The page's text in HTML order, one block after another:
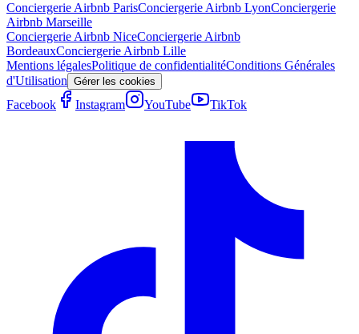
Conciergerie Airbnb ParisConciergerie Airbnb LyonConciergerie
Airbnb Marseille
Conciergerie Airbnb NiceConciergerie Airbnb
BordeauxConciergerie Airbnb Lille
Mentions légalesPolitique de confidentialitéConditions Générales
d'Utilisation Gérer les cookies
Facebook Instagram YouTube TikTok